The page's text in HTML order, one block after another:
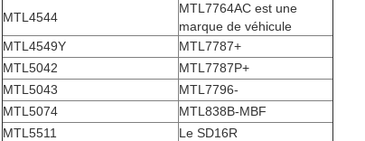
MTL4544
MTL7764AC est une
marque de véhicule
MTL4549Y
MTL7787+
MTL5042
MTL7787P+
MTL5043
MTL7796-
MTL5074
MTL838B-MBF
MTL5511
Le SD16R